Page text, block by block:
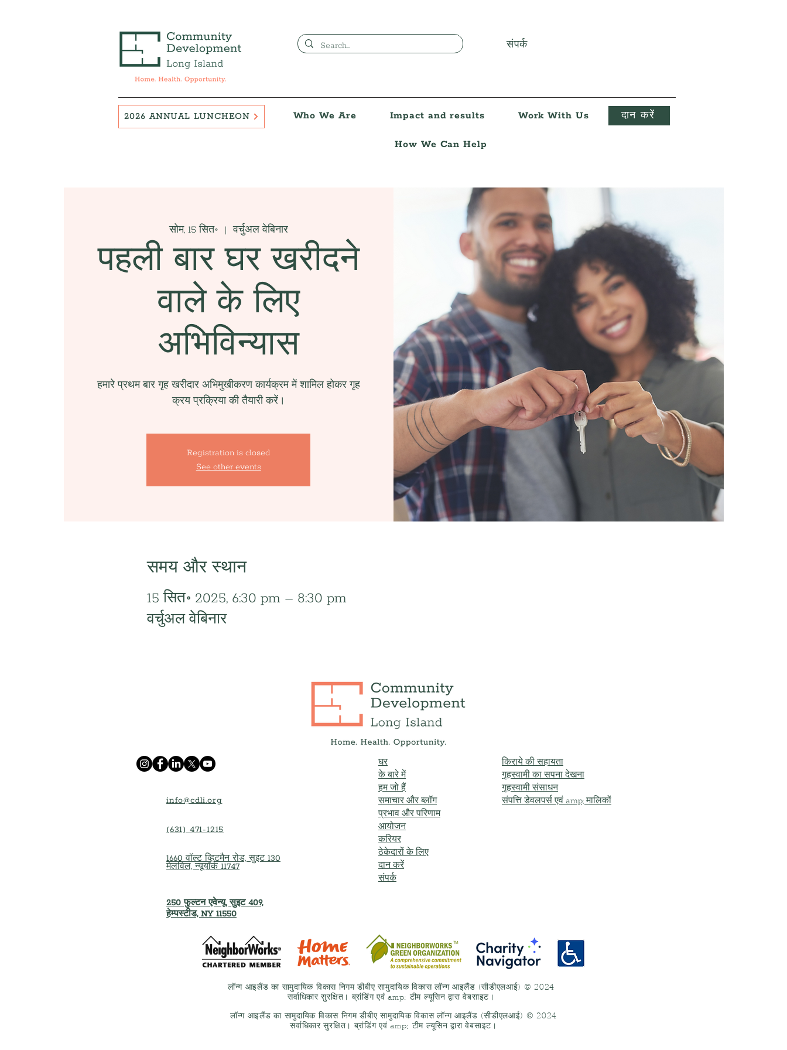
संपर्क
2026 ANNUAL LUNCHEON Who We Are Impact and results Work With Us
How We Can Help
दान करें
सोम, 15 सित॰
  |
वर्चुअल वेबिनार
पहली बार घर खरीदने
वाले के लिए
अभिविन्यास
हमारे प्रथम बार गृह खरीदार अभिमुखीकरण कार्यक्रम में शामिल होकर गृह
क्रय प्रक्रिया की तैयारी करें।
Registration is closed
See other events
समय और स्थान
15 सित॰ 2025, 6:30 pm – 8:30 pm
वर्चुअल वेबिनार
info@cdli.org
(631) 471-1215
1660 वॉल्ट व्हिटमैन रोड, सुइट 130
मेलविल, न्यूयॉर्क 11747
250 फुल्टन एवेन्यू, सुइट 409,
हेम्पस्टीड, NY 11550
घर
के बारे में
हम जो हैं
समाचार और ब्लॉग
प्रभाव और परिणाम
आयोजन
करियर
ठेकेदारों के लिए
दान करें
संपर्क
किराये की सहायता
गृहस्वामी का सपना देखना
गृहस्वामी संसाधन
संपत्ति डेवलपर्स एवं amp; मालिकों
लॉन्ग आइलैंड का सामुदायिक विकास निगम डीबीए सामुदायिक विकास लॉन्ग आइलैंड (सीडीएलआई) © 2024
सर्वाधिकार सुरक्षित। ब्रांडिंग एवं amp; टीम ल्यूसिन द्वारा वेबसाइट।
लॉन्ग आइलैंड का सामुदायिक विकास निगम डीबीए सामुदायिक विकास लॉन्ग आइलैंड (सीडीएलआई) © 2024
सर्वाधिकार सुरक्षित। ब्रांडिंग एवं amp; टीम ल्यूसिन द्वारा वेबसाइट।